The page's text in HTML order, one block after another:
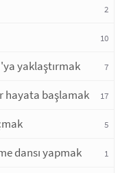
2
10
yaklaştırmak 7
hayata başlamak 17
5
dansı yapmak 1